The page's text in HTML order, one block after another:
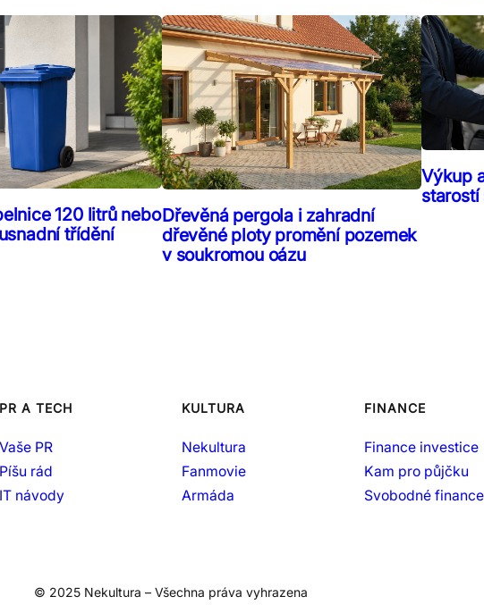
120 litrů nebo
třídění
Dřevěná pergola i zahradní
dřevěné ploty promění pozemek
v soukromou oázu
Výkup
starostí
PR A TECH
Vaše PR
Píšu rád
IT návody
KULTURA
Nekultura
Fanmovie
Armáda
FINANCE
Finance investice
Kam pro půjčku
Svobodné finance
© 2025 Nekultura – Všechna práva vyhrazena